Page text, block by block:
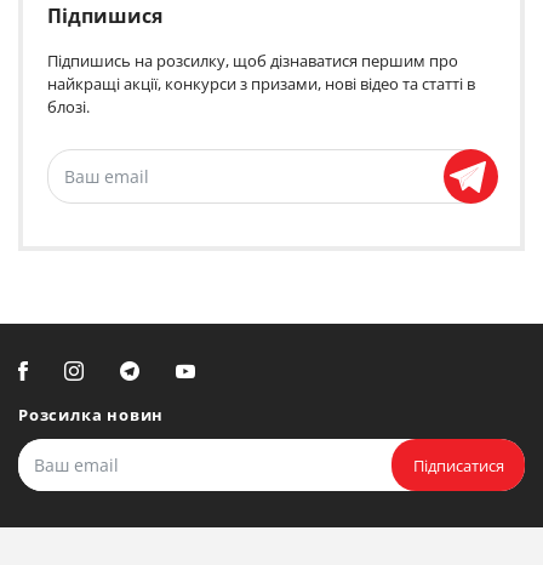
Підпишися
Підпишись на розсилку, щоб дізнаватися першим про
найкращі акції, конкурси з призами, нові відео та статті в
блозі.
Розсилка новин
Підписатися